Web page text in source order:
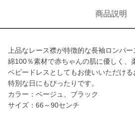
商品説明
上品なレース襟が特徴的な長袖ロンパー
綿100％素材で赤ちゃんの肌に優しく、
ベビードレスとしてもお使いいただける
特別な日にもぴったりです。
カラー：ベージュ、ブラック
サイズ：66～90センチ